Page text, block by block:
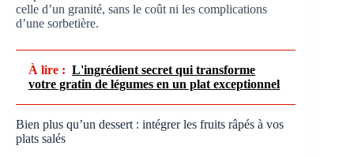
celle d’un granité, sans le coût ni les complications
d’une sorbetière.
À lire : L'ingrédient secret qui transforme
votre gratin de légumes en un plat exceptionnel
Bien plus qu’un dessert : intégrer les fruits râpés à vos
plats salés